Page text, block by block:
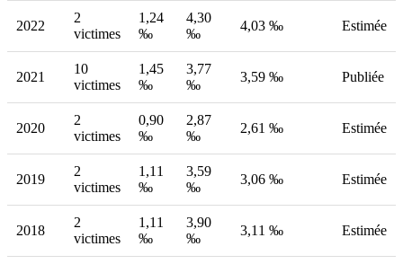
2022
2
victimes
1,24
‰
4,30
‰
4,03 ‰ Estimée
2021
10
victimes
1,45
‰
3,77
‰
3,59 ‰ Publiée
2020
2
victimes
0,90
‰
2,87
‰
2,61 ‰ Estimée
2019
2
victimes
1,11
‰
3,59
‰
3,06 ‰ Estimée
2018
2
victimes
1,11
‰
3,90
‰
3,11 ‰ Estimée